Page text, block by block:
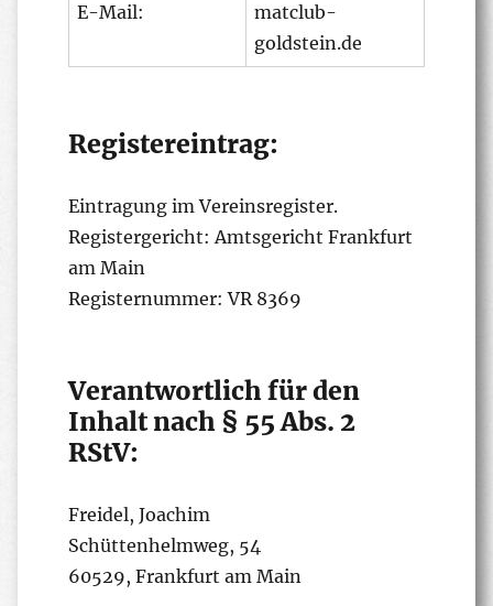
E-Mail:
matclub-
goldstein.de
Registereintrag:
Eintragung im Vereinsregister.
Registergericht: Amtsgericht Frankfurt
am Main
Registernummer: VR 8369
Verantwortlich für den
Inhalt nach § 55 Abs. 2
RStV:
Freidel, Joachim
Schüttenhelmweg, 54
60529, Frankfurt am Main